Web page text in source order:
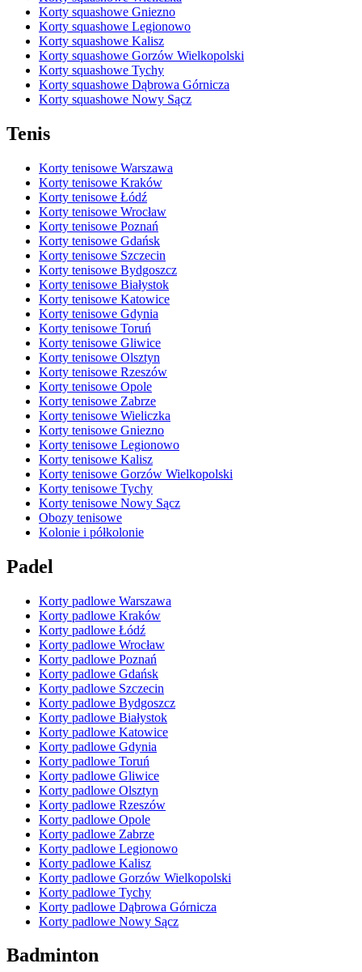
Korty squashowe Gniezno
Korty squashowe Legionowo
Korty squashowe Kalisz
Korty squashowe Gorzów Wielkopolski
Korty squashowe Tychy
Korty squashowe Dąbrowa Górnicza
Korty squashowe Nowy Sącz
Tenis
Korty tenisowe Warszawa
Korty tenisowe Kraków
Korty tenisowe Łódź
Korty tenisowe Wrocław
Korty tenisowe Poznań
Korty tenisowe Gdańsk
Korty tenisowe Szczecin
Korty tenisowe Bydgoszcz
Korty tenisowe Białystok
Korty tenisowe Katowice
Korty tenisowe Gdynia
Korty tenisowe Toruń
Korty tenisowe Gliwice
Korty tenisowe Olsztyn
Korty tenisowe Rzeszów
Korty tenisowe Opole
Korty tenisowe Zabrze
Korty tenisowe Wieliczka
Korty tenisowe Gniezno
Korty tenisowe Legionowo
Korty tenisowe Kalisz
Korty tenisowe Gorzów Wielkopolski
Korty tenisowe Tychy
Korty tenisowe Nowy Sącz
Obozy tenisowe
Kolonie i półkolonie
Padel
Korty padlowe Warszawa
Korty padlowe Kraków
Korty padlowe Łódź
Korty padlowe Wrocław
Korty padlowe Poznań
Korty padlowe Gdańsk
Korty padlowe Szczecin
Korty padlowe Bydgoszcz
Korty padlowe Białystok
Korty padlowe Katowice
Korty padlowe Gdynia
Korty padlowe Toruń
Korty padlowe Gliwice
Korty padlowe Olsztyn
Korty padlowe Rzeszów
Korty padlowe Opole
Korty padlowe Zabrze
Korty padlowe Legionowo
Korty padlowe Kalisz
Korty padlowe Gorzów Wielkopolski
Korty padlowe Tychy
Korty padlowe Dąbrowa Górnicza
Korty padlowe Nowy Sącz
Badminton